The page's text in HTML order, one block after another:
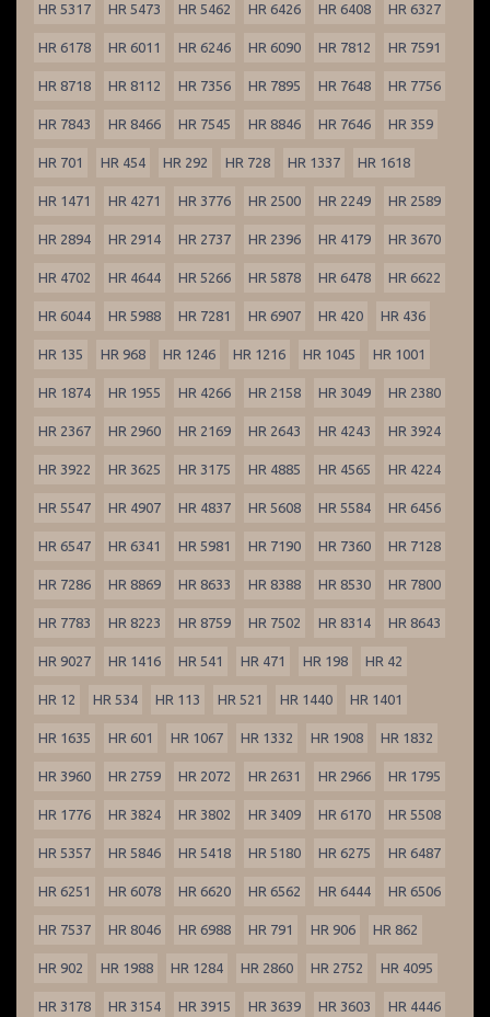
HR 5317 HR 5473 HR 5462 HR 6426 HR 6408 HR 6327
HR 6178 HR 6011 HR 6246 HR 6090 HR 7812 HR 7591
HR 8718 HR 8112 HR 7356 HR 7895 HR 7648 HR 7756
HR 7843 HR 8466 HR 7545 HR 8846 HR 7646 HR 359
HR 701 HR 454 HR 292 HR 728 HR 1337 HR 1618
HR 1471 HR 4271 HR 3776 HR 2500 HR 2249 HR 2589
HR 2894 HR 2914 HR 2737 HR 2396 HR 4179 HR 3670
HR 4702 HR 4644 HR 5266 HR 5878 HR 6478 HR 6622
HR 6044 HR 5988 HR 7281 HR 6907 HR 420 HR 436
HR 135 HR 968 HR 1246 HR 1216 HR 1045 HR 1001
HR 1874 HR 1955 HR 4266 HR 2158 HR 3049 HR 2380
HR 2367 HR 2960 HR 2169 HR 2643 HR 4243 HR 3924
HR 3922 HR 3625 HR 3175 HR 4885 HR 4565 HR 4224
HR 5547 HR 4907 HR 4837 HR 5608 HR 5584 HR 6456
HR 6547 HR 6341 HR 5981 HR 7190 HR 7360 HR 7128
HR 7286 HR 8869 HR 8633 HR 8388 HR 8530 HR 7800
HR 7783 HR 8223 HR 8759 HR 7502 HR 8314 HR 8643
HR 9027 HR 1416 HR 541 HR 471 HR 198 HR 42
HR 12 HR 534 HR 113 HR 521 HR 1440 HR 1401
HR 1635 HR 601 HR 1067 HR 1332 HR 1908 HR 1832
HR 3960 HR 2759 HR 2072 HR 2631 HR 2966 HR 1795
HR 1776 HR 3824 HR 3802 HR 3409 HR 6170 HR 5508
HR 5357 HR 5846 HR 5418 HR 5180 HR 6275 HR 6487
HR 6251 HR 6078 HR 6620 HR 6562 HR 6444 HR 6506
HR 7537 HR 8046 HR 6988 HR 791 HR 906 HR 862
HR 902 HR 1988 HR 1284 HR 2860 HR 2752 HR 4095
HR 3178 HR 3154 HR 3915 HR 3639 HR 3603 HR 4446